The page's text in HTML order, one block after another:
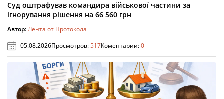
Суд оштрафував командира військової частини за
ігнорування рішення на 66 560 грн
Автор:Лента от Протокола
05.08.2026Просмотров:517Коментарии:0